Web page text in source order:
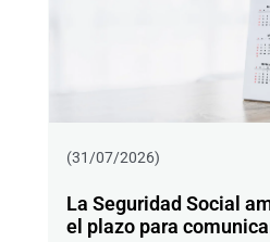
(31/07/2026)
La Seguridad Social
el plazo para